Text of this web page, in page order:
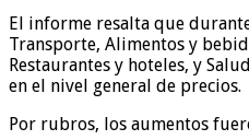
El informe resalta que
Transporte, Alimentos y
Restaurantes y hoteles, y
en el nivel general de precios.
Por rubros, los aumentos